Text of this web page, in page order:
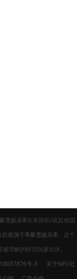
雪娱乐®在美国和/或其他国
都属于®暴雪娱乐®。这个
理解的怀旧玩家社区。
号-3
关于NFU社